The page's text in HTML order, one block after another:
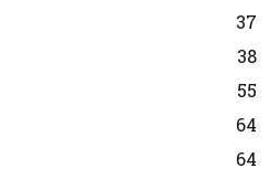
37
38
55
64
64